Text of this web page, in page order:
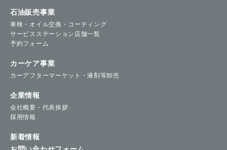
石油販売事業
車検・オイル交換・コーティング
サービスステーション店舗一覧
予約フォーム
カーケア事業
カーアフターマーケット・液剤等卸売
企業情報
会社概要・代表挨拶
採用情報
新着情報